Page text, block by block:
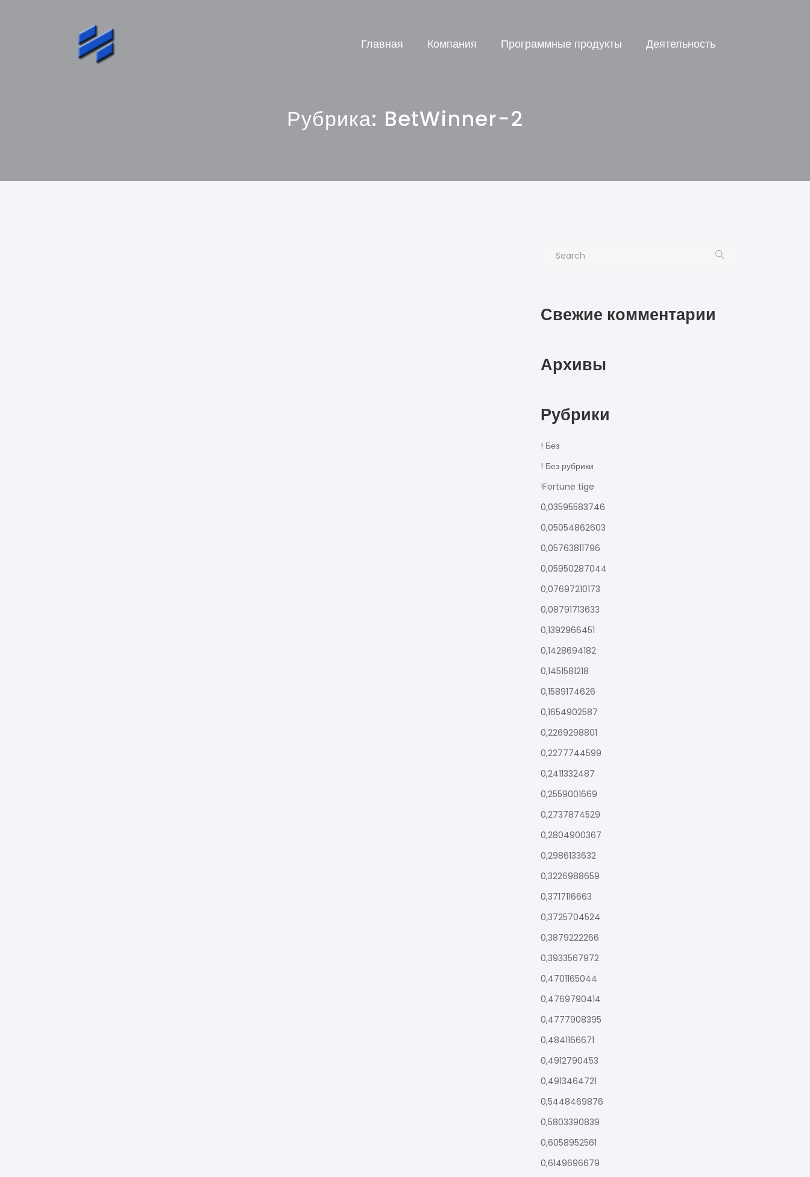
Главная Компания Программные продукты Деятельность
Рубрика: BetWinner-2
Свежие комментарии
Архивы
Рубрики
! Без
! Без рубрики
!Fortune tige
0,03595583746
0,05054862603
0,05763811796
0,05950287044
0,07697210173
0,08791713633
0,1392966451
0,1428694182
0,1451581218
0,1589174626
0,1654902587
0,2269298801
0,2277744599
0,2411332487
0,2559001669
0,2737874529
0,2804900367
0,2986133632
0,3226988659
0,3717116663
0,3725704524
0,3879222266
0,3933567972
0,4701165044
0,4769790414
0,4777908395
0,4841166671
0,4912790453
0,4913464721
0,5448469876
0,5803390839
0,6058952561
0,6149696679